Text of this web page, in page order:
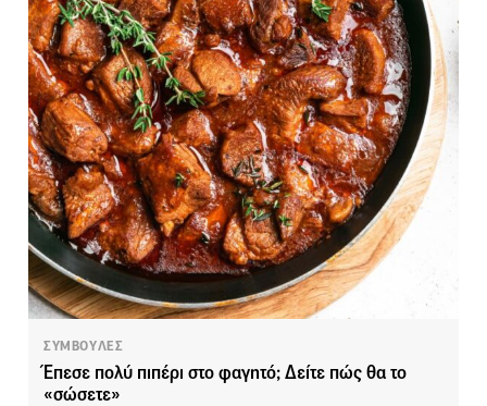
ΣΥΜΒΟΥΛΕΣ
Έπεσε πολύ πιπέρι στο φαγητό; Δείτε πώς θα το
«σώσετε»